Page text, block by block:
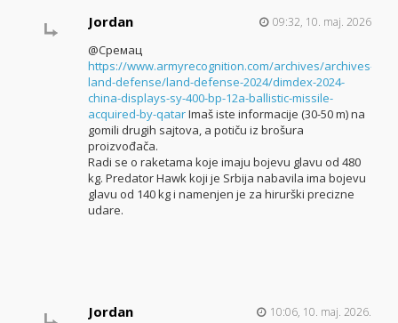
Jordan 09:32, 10. maj. 2026.
@Сремац
https://www.armyrecognition.com/archives/archives-
land-defense/land-defense-2024/dimdex-2024-
china-displays-sy-400-bp-12a-ballistic-missile-
acquired-by-qatarImaš iste informacije (30-50 m) na
gomili drugih sajtova, a potiču iz brošura
proizvođača.
Radi se o raketama koje imaju bojevu glavu od 480
kg. Predator Hawk koji je Srbija nabavila ima bojevu
glavu od 140 kg i namenjen je za hirurški precizne
udare.
Jordan 10:06, 10. maj. 2026.